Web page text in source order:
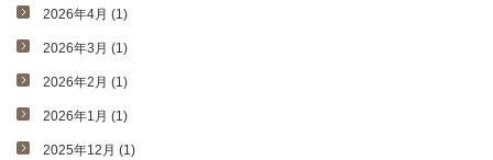
2026年4月 (1)
2026年3月 (1)
2026年2月 (1)
2026年1月 (1)
2025年12月 (1)